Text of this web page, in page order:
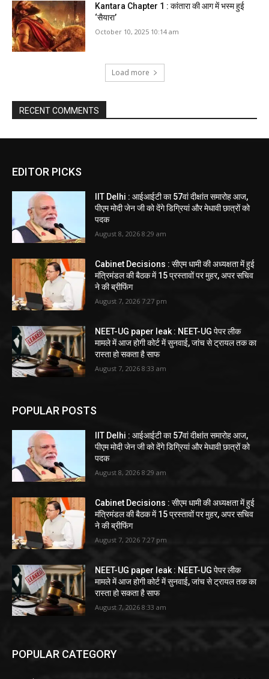
Kantara Chapter 1 : कांतारा की आग में भस्म हुई
‘सैयारा’
October 10, 2025 10:14 am
Load more
RECENT COMMENTS
EDITOR PICKS
IIT Delhi : आईआईटी का 57वां दीक्षांत समारोह आज,
पीएम मोदी जेन जी को देंगे डिग्रियां और मेधावी छात्रों को
पदक
August 8, 2026 8:29 am
Cabinet Decisions : सीएम धामी की अध्यक्षता में हुई
मंत्रिमंडल की बैठक में 15 प्रस्तावों पर मुहर, अपर सचिव
ने की ब्रीफिंग
August 7, 2026 7:27 pm
NEET-UG paper leak : NEET-UG पेपर लीक
मामले में आज होगी कोर्ट में सुनवाई, जांच से ट्रायल तक का
रास्ता हो सकता है साफ
August 7, 2026 8:33 am
POPULAR POSTS
IIT Delhi : आईआईटी का 57वां दीक्षांत समारोह आज,
पीएम मोदी जेन जी को देंगे डिग्रियां और मेधावी छात्रों को
पदक
August 8, 2026 8:29 am
Cabinet Decisions : सीएम धामी की अध्यक्षता में हुई
मंत्रिमंडल की बैठक में 15 प्रस्तावों पर मुहर, अपर सचिव
ने की ब्रीफिंग
August 7, 2026 7:27 pm
NEET-UG paper leak : NEET-UG पेपर लीक
मामले में आज होगी कोर्ट में सुनवाई, जांच से ट्रायल तक का
रास्ता हो सकता है साफ
August 7, 2026 8:33 am
POPULAR CATEGORY